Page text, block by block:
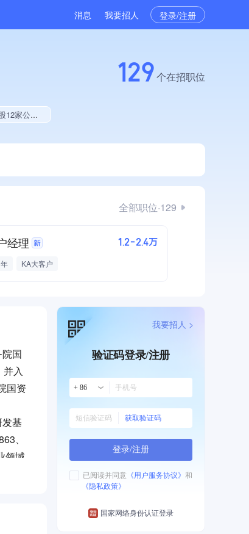
消息 我要招人 登录/注册
有多项著作权、软件研发量位于同行前5%
129个在招职位
全部职位·129
经理 1.2-2.4万
KA大客户
国
入
国资
基
、
领域
验证码登录/注册
+ 86
获取验证码
登录/注册
已阅读并同意 《用户服务协议》 和
《隐私政策》
国家网络身份认证登录
我要招人 >